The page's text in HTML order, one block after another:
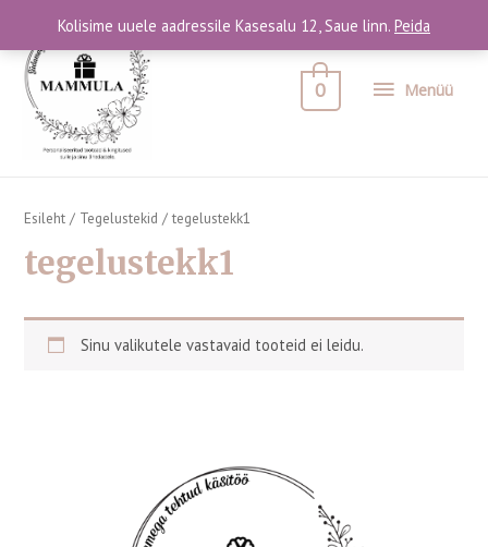
Kolisime uuele aadressile Kasesalu 12, Saue linn. Peida
Menüü
0
Esileht / Tegelustekid / tegelustekk1
tegelustekk1
Sinu valikutele vastavaid tooteid ei leidu.